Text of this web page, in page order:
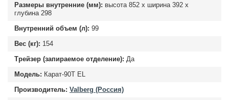
Размеры внутренние (мм): высота 852 х ширина 392 х
глубина 298
Внутренний объем (л): 99
Вес (кг): 154
Трейзер (запираемое отделение): Да
Модель: Карат-90T EL
Производитель: Valberg (Россия)